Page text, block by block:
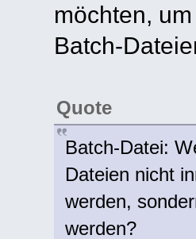
möchten,
Batch-
Quote
Batch-Datei:
Dateien nicht
werden,
werden?